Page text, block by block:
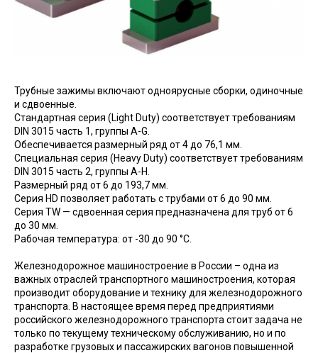
Трубные зажимы включают одноярусные сборки, одиночные
и сдвоенные.
Стандартная серия (Light Duty) соответствует требованиям
DIN 3015 часть 1, группы A-G.
Обеспечивается размерный ряд от 4 до 76,1 мм.
Специальная серия (Heavy Duty) соответствует требованиям
DIN 3015 часть 2, группы A-H.
Размерный ряд от 6 до 193,7 мм.
Серия HD позволяет работать с трубами от 6 до 90 мм.
Серия TW — сдвоенная серия предназначена для труб от 6
до 30 мм.
Рабочая температура: от -30 до 90 °C.
Железнодорожное машиностроение в России – одна из
важных отраслей транспортного машиностроения, которая
производит оборудование и технику для железнодорожного
транспорта. В настоящее время перед предприятиями
российского железнодорожного транспорта стоит задача не
только по текущему техническому обслуживанию, но и по
разработке грузовых и пассажирских вагонов повышенной